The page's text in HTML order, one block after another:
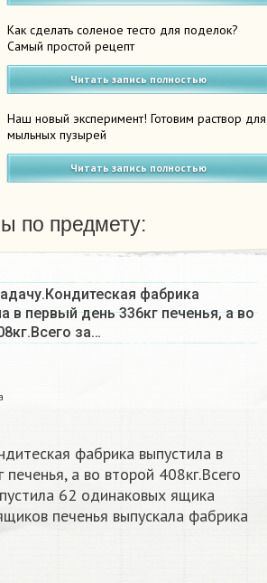
Как сделать соленое тесто для поделок?
Самый простой рецепт
Читать запись полностью
Наш новый эксперимент! Готовим раствор для
мыльных пузырей
Читать запись полностью
по предмету:
фабрика
в первый день 336кг печенья, а во
за…
фабрика выпустила в
а во второй 408кг.Всего
62 одинаковых ящика
печенья выпускала фабрика